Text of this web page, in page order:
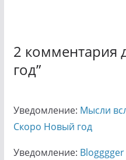
2 комментария
год”
Уведомление: Мысли
Скоро Новый год
Уведомление: Blogggger